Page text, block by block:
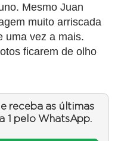
Mesmo Juan
muito arriscada
uma vez a mais.
ficarem de olho
receba as últimas
1 pelo WhatsApp.